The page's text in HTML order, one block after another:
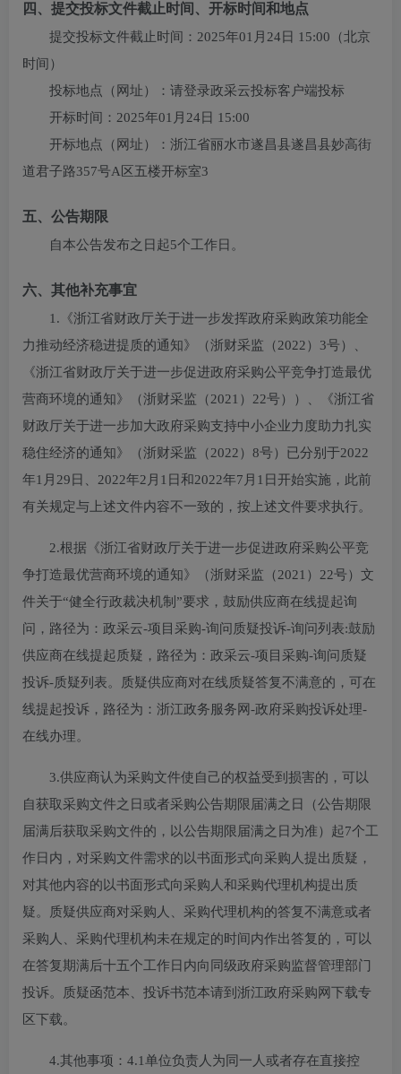
四、提交投标文件截止时间、开标时间和地点
提交投标文件截止时间： 2025年01月24日 15:00 （北京
时间）
投标地点（网址）： 请登录政采云投标客户端投标
开标时间： 2025年01月24日 15:00
开标地点（网址）： 浙江省丽水市遂昌县遂昌县妙高街
道君子路357号A区五楼开标室3
五、公告期限
自本公告发布之日起5个工作日。
六、其他补充事宜
1.《浙江省财政厅关于进一步发挥政府采购政策功能全
力推动经济稳进提质的通知》（浙财采监（2022）3号）、
《浙江省财政厅关于进一步促进政府采购公平竞争打造最优
营商环境的通知》（浙财采监（2021）22号））、《浙江省
财政厅关于进一步加大政府采购支持中小企业力度助力扎实
稳住经济的通知》（浙财采监（2022）8号）已分别于2022
年1月29日、2022年2月1日和2022年7月1日开始实施，此前
有关规定与上述文件内容不一致的，按上述文件要求执行。
2.根据《浙江省财政厅关于进一步促进政府采购公平竞
争打造最优营商环境的通知》（浙财采监（2021）22号）文
件关于“健全行政裁决机制”要求，鼓励供应商在线提起询
问，路径为：政采云-项目采购-询问质疑投诉-询问列表:鼓励
供应商在线提起质疑，路径为：政采云-项目采购-询问质疑
投诉-质疑列表。质疑供应商对在线质疑答复不满意的，可在
线提起投诉，路径为：浙江政务服务网-政府采购投诉处理-
在线办理。
3.供应商认为采购文件使自己的权益受到损害的，可以
自获取采购文件之日或者采购公告期限届满之日（公告期限
届满后获取采购文件的，以公告期限届满之日为准）起7个工
作日内，对采购文件需求的以书面形式向采购人提出质疑，
对其他内容的以书面形式向采购人和采购代理机构提出质
疑。质疑供应商对采购人、采购代理机构的答复不满意或者
采购人、采购代理机构未在规定的时间内作出答复的，可以
在答复期满后十五个工作日内向同级政府采购监督管理部门
投诉。质疑函范本、投诉书范本请到浙江政府采购网下载专
区下载。
4.其他事项： 4.1单位负责人为同一人或者存在直接控